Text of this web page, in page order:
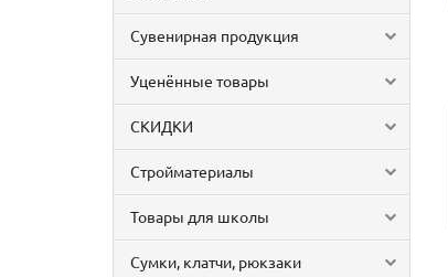
Сувенирная продукция
Уценённые товары
СКИДКИ
Стройматериалы
Товары для школы
Сумки, клатчи, рюкзаки